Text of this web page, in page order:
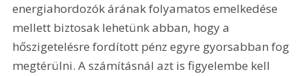
energiahordozók árának folyamatos emelkedése
mellett biztosak lehetünk abban, hogy a
hőszigetelésre fordított pénz egyre gyorsabban fog
megtérülni. A számításnál azt is figyelembe kell